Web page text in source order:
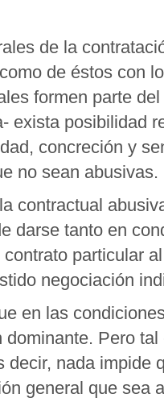
de la
de éstos con
formen parte
exista posibilidad
concreción y
no sean abusivas.
contractual
darse tanto en
particular
negociación
en las
dominante. Pero
decir, nada impide
general que sea